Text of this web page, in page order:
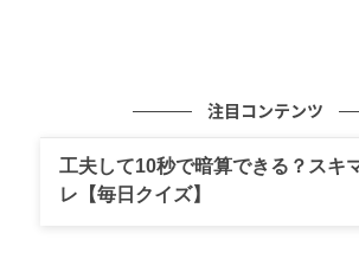
注目コンテンツ
工夫して10秒で暗算できる？スキ
レ【毎日クイズ】